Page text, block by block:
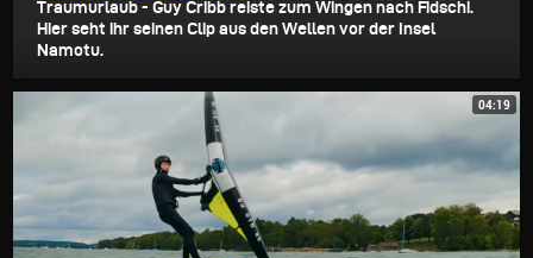
Traumurlaub - Guy Cribb reiste zum Wingen nach Fidschi.
Hier seht ihr seinen Clip aus den Wellen vor der Insel
Namotu.
04:19